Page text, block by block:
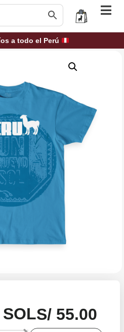
a todo el Perú
S/ 55.00